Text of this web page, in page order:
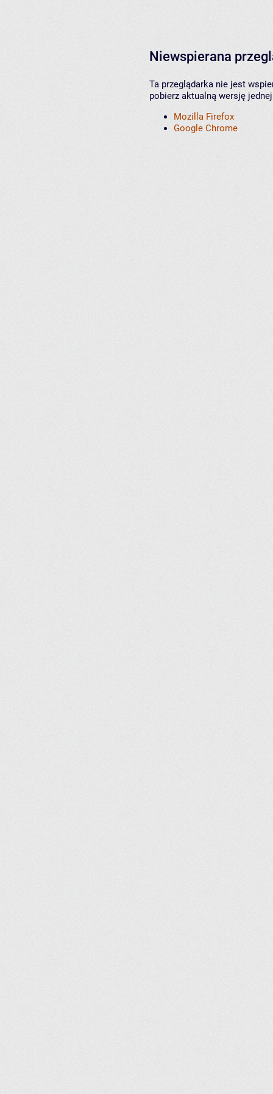
Niewspierana
Ta przeglądarka nie jest
pobierz aktualną wersję
Mozilla Firefox
Google Chrome